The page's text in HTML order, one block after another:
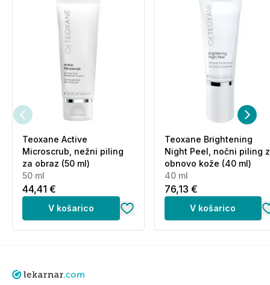
Teoxane Active
Microscrub, nežni piling
za obraz (50 ml)
50 ml
44,41 €
V košarico
Teoxane Brightening
Night Peel, nočni piling
obnovo kože (40 ml)
40 ml
76,13 €
V košarico